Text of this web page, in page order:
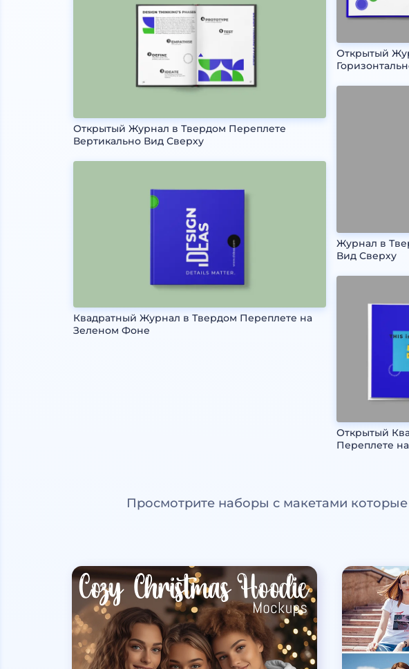
Открытый Журнал в Твердом Переплете
Вертикально Вид Сверху
Квадратный Журнал в Твердом Переплете на
Зеленом Фоне
Открытый
Журнал в
Вид Сверху
Открытый
Переплете
Просмотрите наборы с макетами